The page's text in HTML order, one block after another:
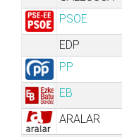
PSOE
EDP
PP
EB
ARALAR